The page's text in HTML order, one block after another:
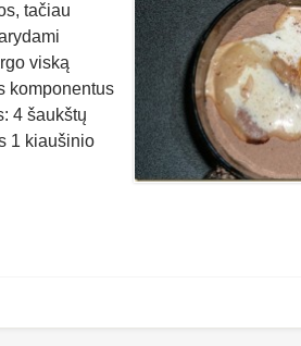
tačiau
viską
komponentus
4 šaukštų
1 kiaušinio